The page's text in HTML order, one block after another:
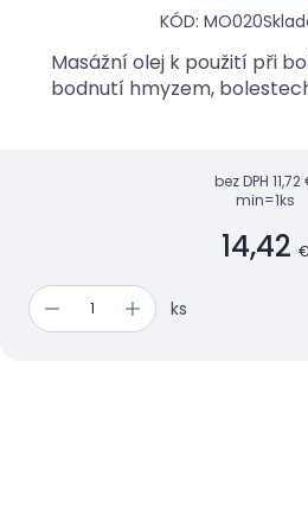
KÓD: MO020
Masážní olej k použití při
bodnutí hmyzem,
bez DPH 11,72
min=1ks
14,42 €
ks